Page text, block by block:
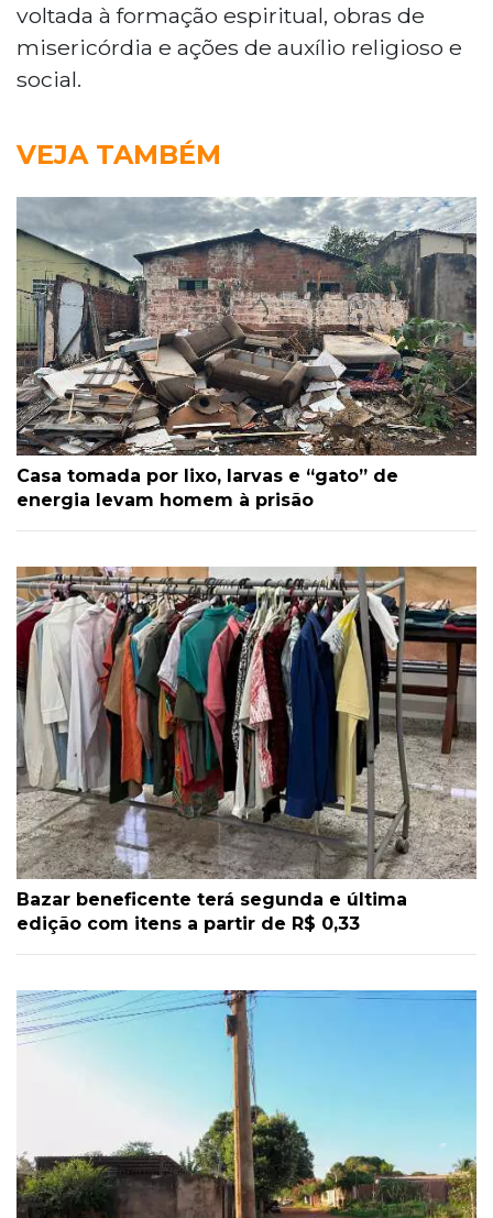
voltada à formação espiritual, obras de
misericórdia e ações de auxílio religioso e
social.
VEJA TAMBÉM
Casa tomada por lixo, larvas e “gato” de
energia levam homem à prisão
Bazar beneficente terá segunda e última
edição com itens a partir de R$ 0,33